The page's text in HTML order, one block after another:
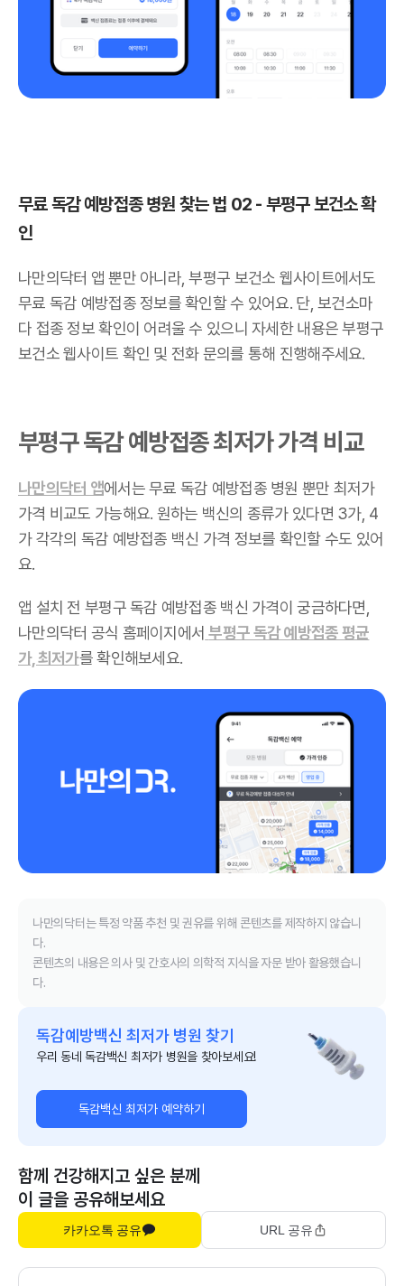
무료 독감 예방접종 병원 찾는 법 02 - 부평구 보건소 확
인
나만의닥터 앱 뿐만 아니라, 부평구 보건소 웹사이트에서도
무료 독감 예방접종 정보를 확인할 수 있어요. 단, 보건소마
다 접종 정보 확인이 어려울 수 있으니 자세한 내용은 부평구
보건소 웹사이트 확인 및 전화 문의를 통해 진행해주세요.
부평구 독감 예방접종 최저가 가격 비교
나만의닥터 앱에서는 무료 독감 예방접종 병원 뿐만 최저가
가격 비교도 가능해요. 원하는 백신의 종류가 있다면 3가, 4
가 각각의 독감 예방접종 백신 가격 정보를 확인할 수도 있어
요.
앱 설치 전 부평구 독감 예방접종 백신 가격이 궁금하다면,
나만의닥터 공식 홈페이지에서 부평구 독감 예방접종 평균
가, 최저가를 확인해보세요.
나만의닥터는 특정 약품 추천 및 권유를 위해 콘텐츠를 제작하지 않습니
다.
콘텐츠의 내용은 의사 및 간호사의 의학적 지식을 자문 받아 활용했습니
다.
독감예방백신 최저가 병원 찾기
우리 동네 독감백신 최저가 병원을 찾아보세요!
독감백신 최저가 예약하기
함께 건강해지고 싶은 분께
이 글을 공유해보세요
카카오톡 공유 URL 공유